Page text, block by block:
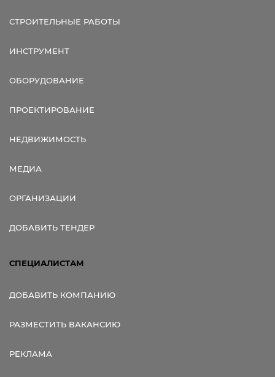
СТРОИТЕЛЬНЫЕ РАБОТЫ
ИНСТРУМЕНТ
ОБОРУДОВАНИЕ
ПРОЕКТИРОВАНИЕ
НЕДВИЖИМОСТЬ
МЕДИА
ОРГАНИЗАЦИИ
ДОБАВИТЬ ТЕНДЕР
СПЕЦИАЛИСТАМ
ДОБАВИТЬ КОМПАНИЮ
РАЗМЕСТИТЬ ВАКАНСИЮ
РЕКЛАМА